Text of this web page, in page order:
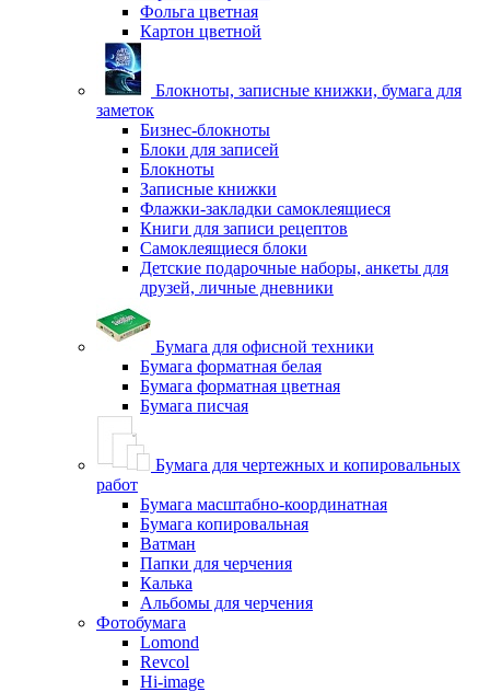
Фольга цветная
Картон цветной
Блокноты, записные книжки, бумага для
заметок
Бизнес-блокноты
Блоки для записей
Блокноты
Записные книжки
Флажки-закладки самоклеящиеся
Книги для записи рецептов
Самоклеящиеся блоки
Детские подарочные наборы, анкеты для
друзей, личные дневники
Бумага для офисной техники
Бумага форматная белая
Бумага форматная цветная
Бумага писчая
Бумага для чертежных и копировальных
работ
Бумага масштабно-координатная
Бумага копировальная
Ватман
Папки для черчения
Калька
Альбомы для черчения
Фотобумага
Lomond
Revcol
Hi-image